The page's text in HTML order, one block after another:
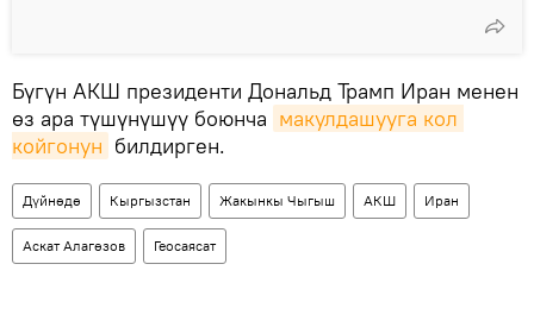
Бүгүн АКШ президенти Дональд Трамп Иран менен
өз ара түшүнүшүү боюнча макулдашууга кол
койгонун билдирген.
Дүйнөдө Кыргызстан Жакынкы Чыгыш АКШ Иран
Аскат Алагөзов Геосаясат